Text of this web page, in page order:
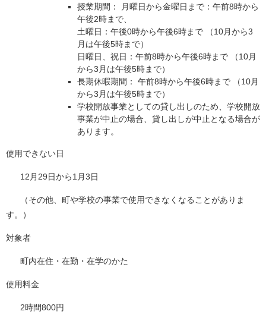
授業期間： 月曜日から金曜日まで：午前8時から
午後2時まで、
土曜日：午後0時から午後6時まで （10月から3
月は午後5時まで）
日曜日、祝日：午前8時から午後6時まで （10月
から3月は午後5時まで）
長期休暇期間： 午前8時から午後6時まで （10月
から3月は午後5時まで）
学校開放事業としての貸し出しのため、学校開放
事業が中止の場合、貸し出しが中止となる場合が
あります。
使用できない日
12月29日から1月3日
（その他、町や学校の事業で使用できなくなることがありま
す。）
対象者
町内在住・在勤・在学のかた
使用料金
2時間800円